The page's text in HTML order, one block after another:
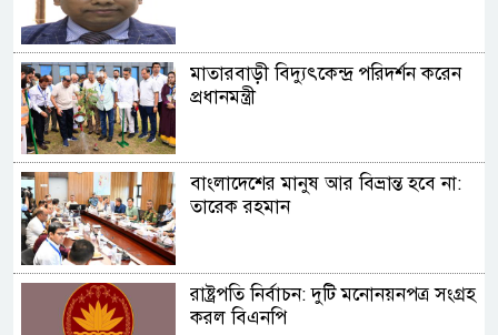
মাতারবাড়ী বিদ্যুৎকেন্দ্র পরিদর্শন করেন
প্রধানমন্ত্রী
বাংলাদেশের মানুষ আর বিভ্রান্ত হবে না:
তারেক রহমান
রাষ্ট্রপতি নির্বাচন: দুটি মনোনয়নপত্র সংগ্রহ
করল বিএনপি